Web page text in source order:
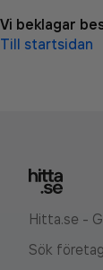
Vi beklagar
Till startsidan
Hitta.se -
Sök